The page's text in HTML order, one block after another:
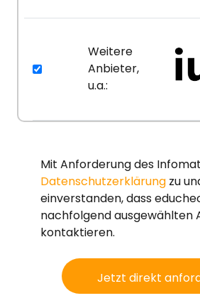
Weitere
Anbieter,
u.a.:
Mit Anforderung des
Datenschutzerklärung zu
einverstanden, dass
nachfolgend ausgewählten
kontaktieren.
Jetzt direkt